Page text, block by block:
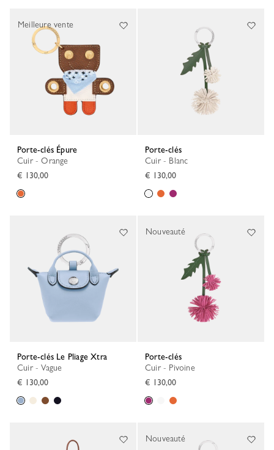
Porte-clés Épure
Cuir - Orange
€ 130,00
Meilleure vente
Porte-clés
Cuir - Blanc
€ 130,00
Porte-clés Le Pliage Xtra
Cuir - Vague
€ 130,00
Porte-clés
Cuir - Pivoine
€ 130,00
Nouveauté
Nouveauté